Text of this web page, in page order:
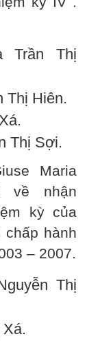
Trần Thị
Thị Hiên.
Thị Sợi.
Maria
về nhận
kỳ của
chấp hành
– 2007.
Thị